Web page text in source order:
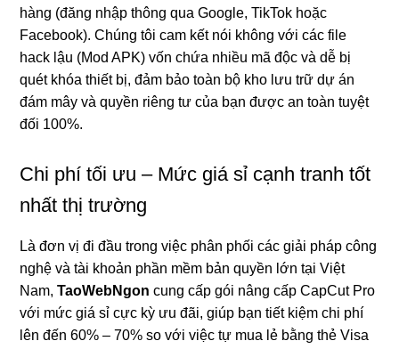
hàng (đăng nhập thông qua Google, TikTok hoặc
Facebook). Chúng tôi cam kết nói không với các file
hack lậu (Mod APK) vốn chứa nhiều mã độc và dễ bị
quét khóa thiết bị, đảm bảo toàn bộ kho lưu trữ dự án
đám mây và quyền riêng tư của bạn được an toàn tuyệt
đối 100%.
Chi phí tối ưu – Mức giá sỉ cạnh tranh tốt
nhất thị trường
Là đơn vị đi đầu trong việc phân phối các giải pháp công
nghệ và tài khoản phần mềm bản quyền lớn tại Việt
Nam,TaoWebNgon cung cấp gói nâng cấp CapCut Pro
với mức giá sỉ cực kỳ ưu đãi, giúp bạn tiết kiệm chi phí
lên đến 60% – 70% so với việc tự mua lẻ bằng thẻ Visa